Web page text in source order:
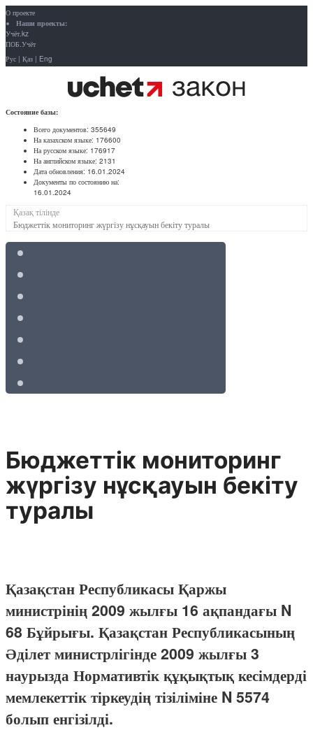
О проекте
Наши проекты:
Учёт.kz
ПОБ.Учёт
Рус | Қаз | Eng
Состояние базы:
Всего документов: 355649
На казахском языке: 176600
На русском языке: 176917
На английском языке: 2131
Дата обновления: 16.01.2024
Документы по состоянию на:
16.01.2024
Қазақ тілінде
Бюджеттік мониторинг жүргізу нұсқауын бекіту туралы
Бюджеттік мониторинг
жүргізу нұсқауын бекіту
туралы
Қазақстан Республикасы Қаржы
министрінің 2009 жылғы 16 ақпандағы N
68 Бұйрығы. Қазақстан Республикасының
Әділет министрлігінде 2009 жылғы 3
наурызда Нормативтік құқықтық кесімдерді
мемлекеттік тіркеудің тізіліміне N 5574
болып енгізілді.